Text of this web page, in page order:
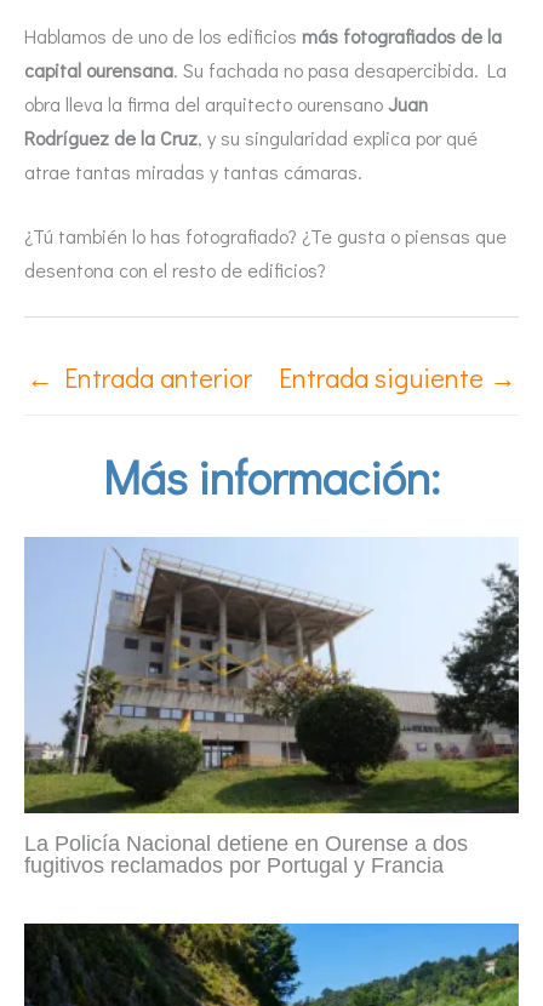
Hablamos de uno de los edificios más fotografiados de la
capital ourensana. Su fachada no pasa desapercibida. La
obra lleva la firma del arquitecto ourensanoJuan
Rodríguez de la Cruz, y su singularidad explica por qué
atrae tantas miradas y tantas cámaras.
¿Tú también lo has fotografiado? ¿Te gusta o piensas que
desentona con el resto de edificios?
← Entrada anterior Entrada siguiente →
Más información:
La Policía Nacional detiene en Ourense a dos
fugitivos reclamados por Portugal y Francia